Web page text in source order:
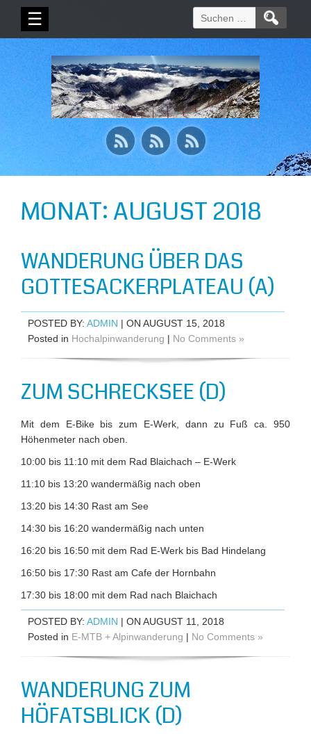
☰
Suchen
nach:
MONAT: AUGUST 2018
WANDERUNG ÜBER DAS
GOTTESACKERPLATEAU (A)
POSTED BY: ADMIN | ON AUGUST 15, 2018
Posted in Hochalpinwanderung | No Comments »
ZUM SCHRECKSEE (D)
Mit dem E-Bike bis zum E-Werk, dann zu Fuß ca. 950
Höhenmeter nach oben.
10:00 bis 11:10 mit dem Rad Blaichach – E-Werk
11:10 bis 13:20 wandermäßig nach oben
13:20 bis 14:30 Rast am See
14:30 bis 16:20 wandermäßig nach unten
16:20 bis 16:50 mit dem Rad E-Werk bis Bad Hindelang
16:50 bis 17:30 Rast am Cafe der Hornbahn
17:30 bis 18:00 mit dem Rad nach Blaichach
POSTED BY: ADMIN | ON AUGUST 11, 2018
Posted in E-MTB + Alpinwanderung | No Comments »
WANDERUNG ZUM
HÖFATSBLICK (D)